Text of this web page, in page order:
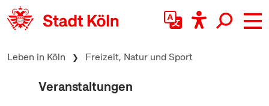
zum Inhalt springen
Leben in Köln Freizeit, Natur und Sport
Veranstaltungen